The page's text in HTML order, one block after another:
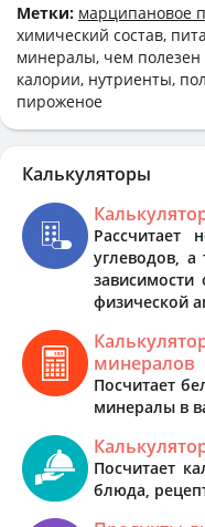
Метки: марципановое
химический состав,
минералы, чем
калории, нутриенты,
пироженое
Калькуляторы
Рассчитает
углеводов,
зависимости
физической
минералов
Посчитает
минералы в
Посчитает
блюда,